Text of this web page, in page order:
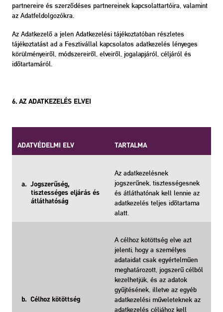
partnereire és szerződéses partnereinek kapcsolattartóira, valamint
az Adatfeldolgozókra.
Az Adatkezelő a jelen Adatkezelési tájékoztatóban részletes
tájékoztatást ad a Fesztivállal kapcsolatos adatkezelés lényeges
körülményeiről, módszereiről, elveiről, jogalapjáról, céljáról és
időtartamáról.
6. AZ ADATKEZELÉS ELVEI
ADATVÉDELMI ELV TARTALMA
a. Jogszerűség,
tisztességes eljárás és
átláthatóság
Az adatkezelésnek
jogszerűnek, tisztességesnek
és átláthatónak kell lennie az
adatkezelés teljes időtartama
alatt.
b. Célhoz kötöttség
A célhoz kötöttség elve azt
jelenti, hogy a személyes
adataidat csak egyértelműen
meghatározott, jogszerű célból
kezelhetjük, és az adatok
gyűjtésének, illetve az egyéb
adatkezelési műveleteknek az
adatkezelés céljához kell